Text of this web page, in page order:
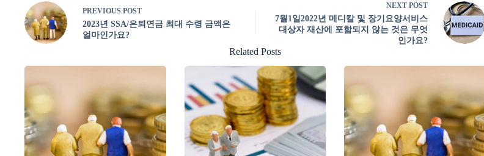
PREVIOUS POST
2023년 SSA/은퇴연금 최대 수령 금액은
얼마인가요?
NEXT POST
7월1일2022년 메디칼 및 장기요양서비스
대상자 재산에 포함되지 않는 것은 무엇
인가요?
Related Posts